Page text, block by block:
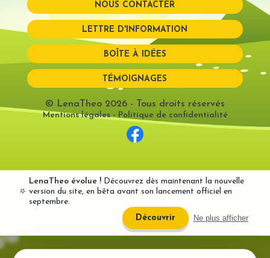
Mot de passe perdu?
NOUS CONTACTER
LETTRE D'INFORMATION
BOÎTE À IDÉES
TÉMOIGNAGES
© LenaTheo 2026 - Tous droits réservés
Mentions légales-Politique de confidentialité
⭐
LenaTheo évolue ! Découvrez dès maintenant la nouvelle
version du site, en bêta avant son lancement officiel en
septembre.
Découvrir
Ne plus afficher